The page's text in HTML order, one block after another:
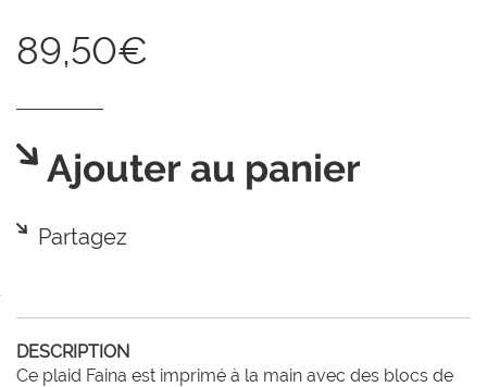
89,50€
Ajouter au panier
Partagez
DESCRIPTION
Ce plaid Faina est imprimé à la main avec des blocs de